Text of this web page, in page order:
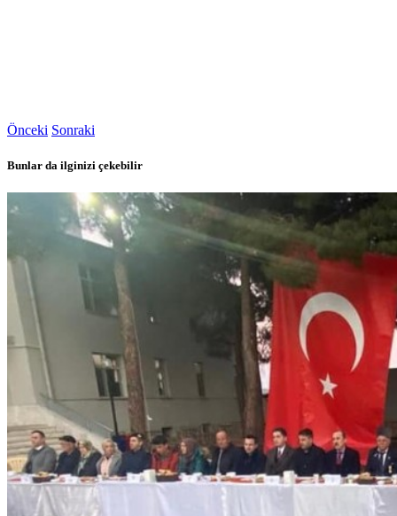
Önceki Sonraki
Bunlar da ilginizi çekebilir